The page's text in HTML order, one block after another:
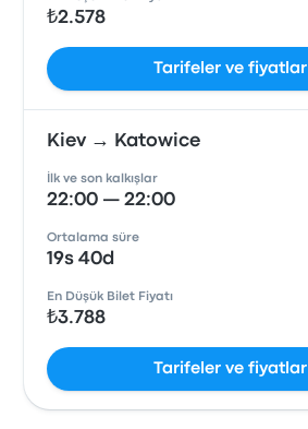
₺2.578
Tarifeler ve fiyatlar
Kiev → Katowice
İlk ve son kalkışlar
22:00 — 22:00
Ortalama süre
19s 40d
En Düşük Bilet Fiyatı
₺3.788
Tarifeler ve fiyatlar